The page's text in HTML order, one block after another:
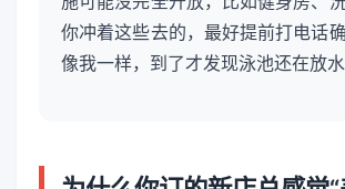
你冲着这些去的，最好提前打电话
像我一样，到了才发现泳池还在放水